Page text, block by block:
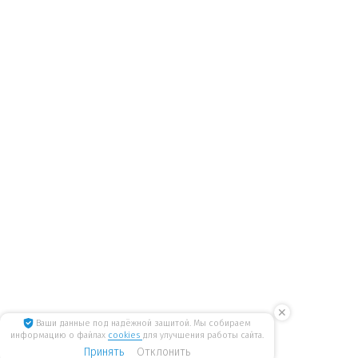
Ваши данные под надёжной защитой. Мы собираем
информацию о файлах cookies для улучшения работы сайта.
Принять Отклонить
✕